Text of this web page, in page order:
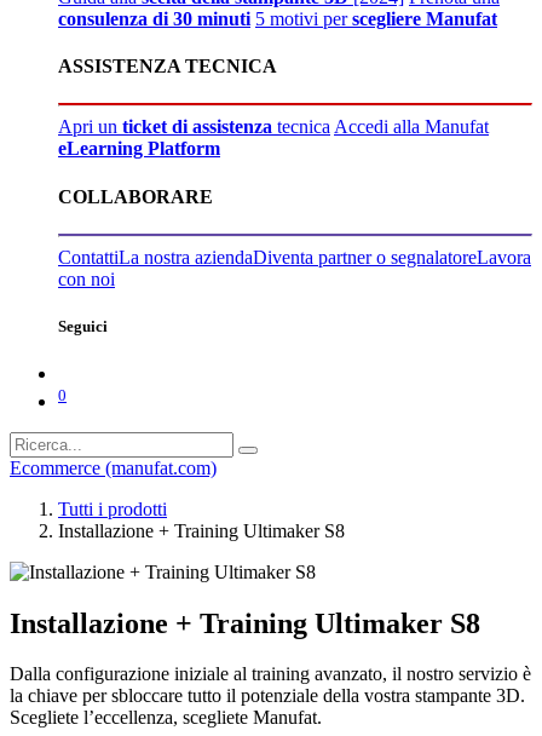
consulenza di 30 minuti 5 motivi perscegliere Manufat
ASSISTENZA TECNICA
Apri un ticket di assistenza tecnicaAccedi alla Manufat
eLearning Platform
COLLABORARE
ContattiLa nostra aziendaDiventa partner o segnalatoreLavora
con noi
Seguici
0
Ecommerce (manufat.com)
Tutti i prodotti
Installazione + Training Ultimaker S8
Installazione + Training Ultimaker S8
Dalla configurazione iniziale al training avanzato, il nostro servizio è
la chiave per sbloccare tutto il potenziale della vostra stampante 3D.
Scegliete l’eccellenza, scegliete Manufat.